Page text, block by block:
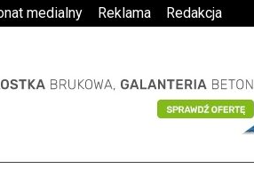
medialny Reklama Redakcja